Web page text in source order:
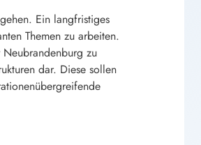
Ein langfristiges
Themen zu arbeiten.
zu
dar. Diese sollen